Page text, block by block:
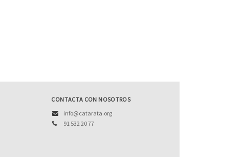
CONTACTA CON NOSOTROS
info@catarata.org
91 532 20 77